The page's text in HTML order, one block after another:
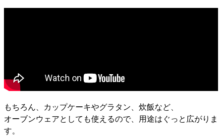
もちろん、カップケーキやグラタン、炊飯など、
オーブンウェアとしても使えるので、用途はぐっと広がりま
す。